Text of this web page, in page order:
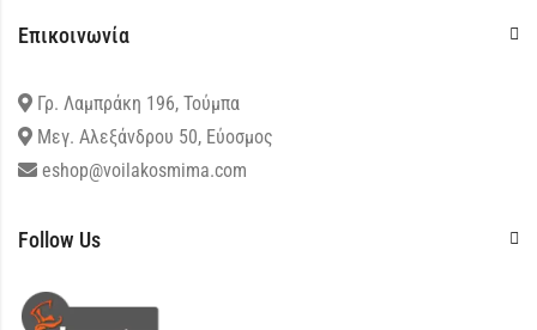
Επικοινωνία
Γρ. Λαμπράκη 196, Τούμπα
Μεγ. Αλεξάνδρου 50, Εύοσμος
eshop@voilakosmima.com
Follow Us